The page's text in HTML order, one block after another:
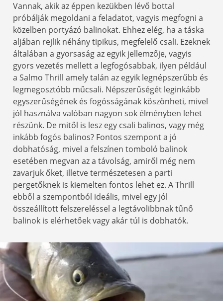
Vannak, akik az éppen kezükben lévő bottal
próbálják megoldani a feladatot, vagyis megfogni a
közelben portyázó balinokat. Ehhez elég, ha a táska
aljában rejlik néhány tipikus, megfelelő csali. Ezeknek
általában a gyorsaság az egyik jellemzője, vagyis
gyors vezetés mellett a legfogósabbak, ilyen például
a Salmo Thrill amely talán az egyik legnépszerűbb és
legmegosztóbb műcsali. Népszerűségét leginkább
egyszerűségének és fogósságának köszönheti, mivel
jól használva valóban nagyon sok élményben lehet
részünk. De mitől is lesz egy csali balinos, vagy még
inkább fogós balinos? Fontos szempont a jó
dobhatóság, mivel a felszínen tomboló balinok
esetében megvan az a távolság, amiről még nem
zavarjuk őket, illetve természetesen a parti
pergetőknek is kiemelten fontos lehet ez. A Thrill
ebből a szempontból ideális, mivel egy jól
összeállított felszereléssel a legtávolibbnak tűnő
balinok is elérhetőek vagy akár túl is dobhatók.